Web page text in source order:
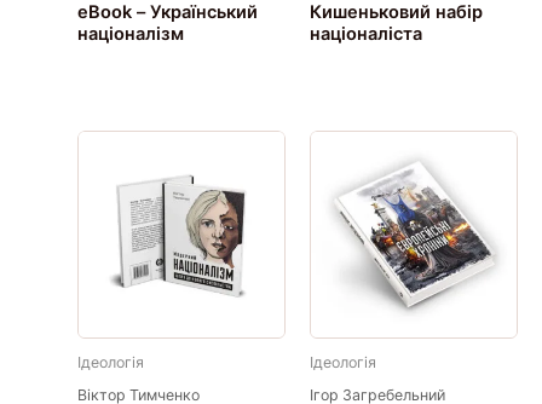
eBook – Український
націоналізм
Кишеньковий набір
націоналіста
Ідеологія
Віктор Тимченко
Ідеологія
Ігор Загребельний